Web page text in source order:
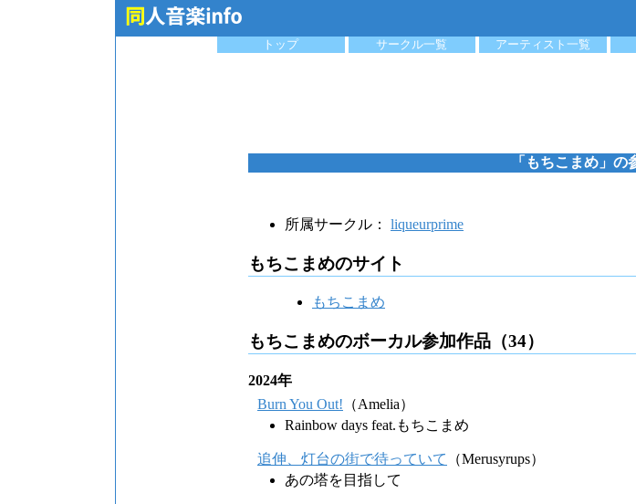
トップ
サークル一覧 アーティスト一覧
「もちこまめ」の
所属サークル： liqueurprime
もちこまめのサイト
もちこまめ
もちこまめのボーカル参加作品（34）
2024年
Burn You Out! （Amelia）
Rainbow days feat.もちこまめ
追伸、灯台の街で待っていて
（Merusyrups）
あの塔を目指して